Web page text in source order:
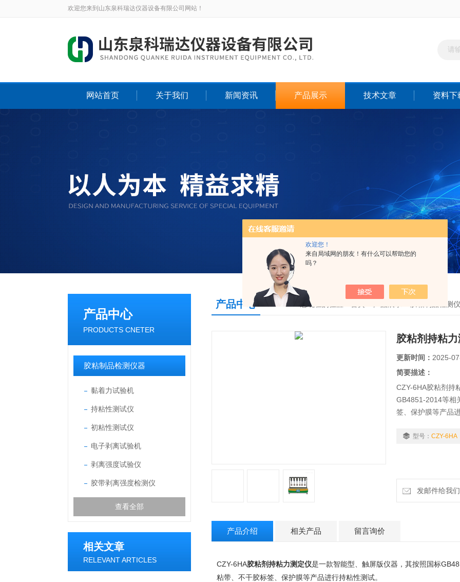
欢迎您！
来自局域网的朋友！有什么可以帮助您的
吗？
欢迎您来到山东泉科瑞达仪器设备有限公司网站！
网站首页 关于我们 新闻资讯 产品展示 技术文章 资料下
产品中心
PRODUCTS CNETER
胶粘制品检测仪器
黏着力试验机
持粘性测试仪
初粘性测试仪
电子剥离试验机
剥离强度试验仪
胶带剥离强度检测仪
查看全部
相关文章
RELEVANT ARTICLES
产品中心 您现在的位置： 胶粘制品检测
胶粘剂持粘
更新时间： 2025-
简要描述：
CZY-6HA胶粘剂持
GB4851-2014等相
签、保护膜等产品
型号： CZY-6HA
发邮件给我
产品介绍 相关产品 留言询价
CZY-6HA胶粘剂持粘力测定仪是一款智能型、触屏版仪器，其按照国标
粘带、不干胶标签、保护膜等产品进行持粘性测试。